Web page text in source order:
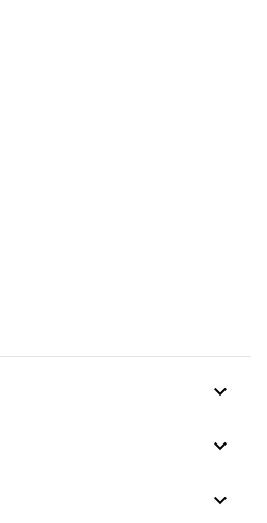
keyboard_arrow_down
keyboard_arrow_down
keyboard_arrow_down